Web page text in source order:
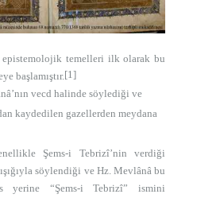
temelleri ilk olarak bu
başlamıştır.[1]
vecd halinde söylediği ve
kaydedilen gazellerden meydana
Şems-i Tebrizî’nin verdiği
söylendiği ve Hz. Mevlânâ bu
yerine “Şems-i Tebrizî” ismini